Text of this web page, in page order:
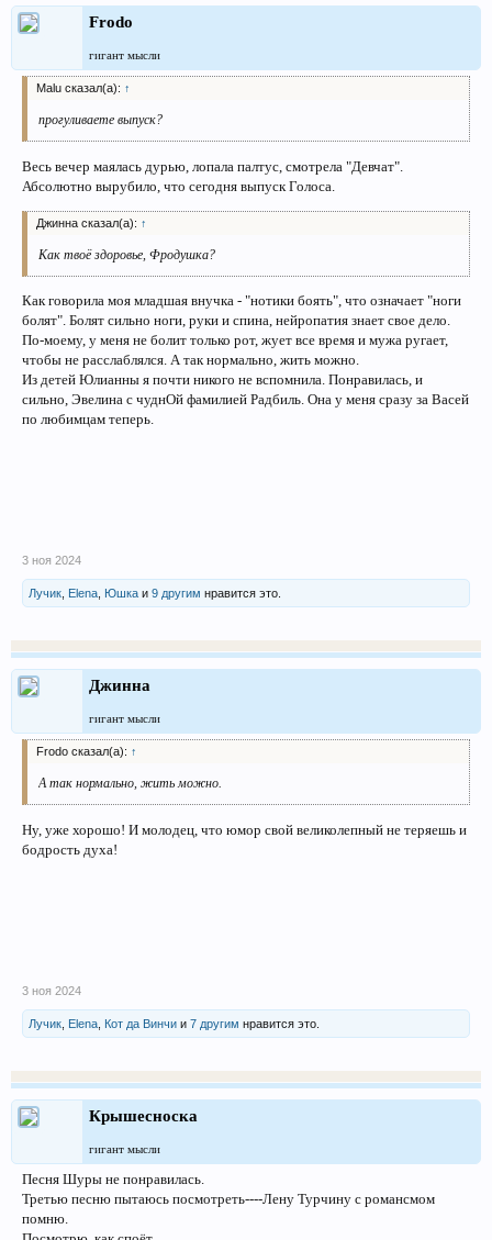
Frodo
гигант мысли
Malu сказал(а): ↑
прогуливаете выпуск?
Весь вечер маялась дурью, лопала палтус, смотрела "Девчат".
Абсолютно вырубило, что сегодня выпуск Голоса.
Джинна сказал(а): ↑
Как твоё здоровье, Фродушка?
Как говорила моя младшая внучка - "нотики боять", что означает "ноги
болят". Болят сильно ноги, руки и спина, нейропатия знает свое дело.
По-моему, у меня не болит только рот, жует все время и мужа ругает,
чтобы не расслаблялся. А так нормально, жить можно.
Из детей Юлианны я почти никого не вспомнила. Понравилась, и
сильно, Эвелина с чуднОй фамилией Радбиль. Она у меня сразу за Васей
по любимцам теперь.
3 ноя 2024
Лучик Elena Юшка и 9 другим нравится это.
Джинна
гигант мысли
Frodo сказал(а): ↑
А так нормально, жить можно.
Ну, уже хорошо! И молодец, что юмор свой великолепный не теряешь и
бодрость духа!
3 ноя 2024
Лучик Elena Кот да Винчи и 7 другим нравится это.
Крышесноска
гигант мысли
Песня Шуры не понравилась.
Третью песню пытаюсь посмотреть----Лену Турчину с романсмом
помню.